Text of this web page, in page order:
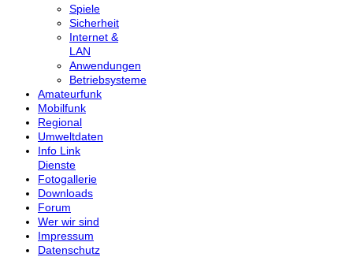
Spiele
Sicherheit
Internet &
LAN
Anwendungen
Betriebsysteme
Amateurfunk
Mobilfunk
Regional
Umweltdaten
Info Link
Dienste
Fotogallerie
Downloads
Forum
Wer wir sind
Impressum
Datenschutz